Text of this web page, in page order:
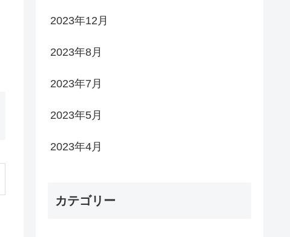
2023年12月
2023年8月
2023年7月
2023年5月
2023年4月
カテゴリー